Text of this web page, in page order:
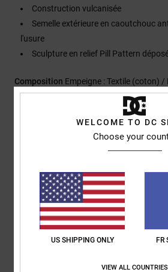
Construction vulcanisée
Semelle extérieure en caoutchouc
l'usure
Sculpture en relief Pill Pattern
Composition Empeigne : Textile (coton) /
Semelle extérieure : Caoutchouc
Traçabilité du produit (Loi Agec)
Avis clients
WELCOME TO DC
Choose your
US SHIPPING ONLY FR
VIEW ALL COUNTRIES